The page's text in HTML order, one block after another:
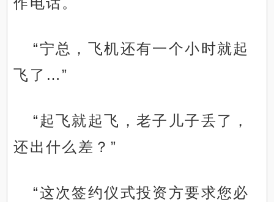
“宁总，飞机还有一个小时就起
飞了…”
“起飞就起飞，老子儿子丢了，
还出什么差？”
“这次签约仪式投资方要求您必